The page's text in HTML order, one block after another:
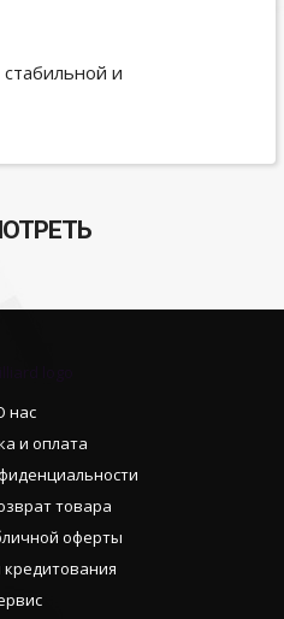
и
нас
и оплата
товара
оферты